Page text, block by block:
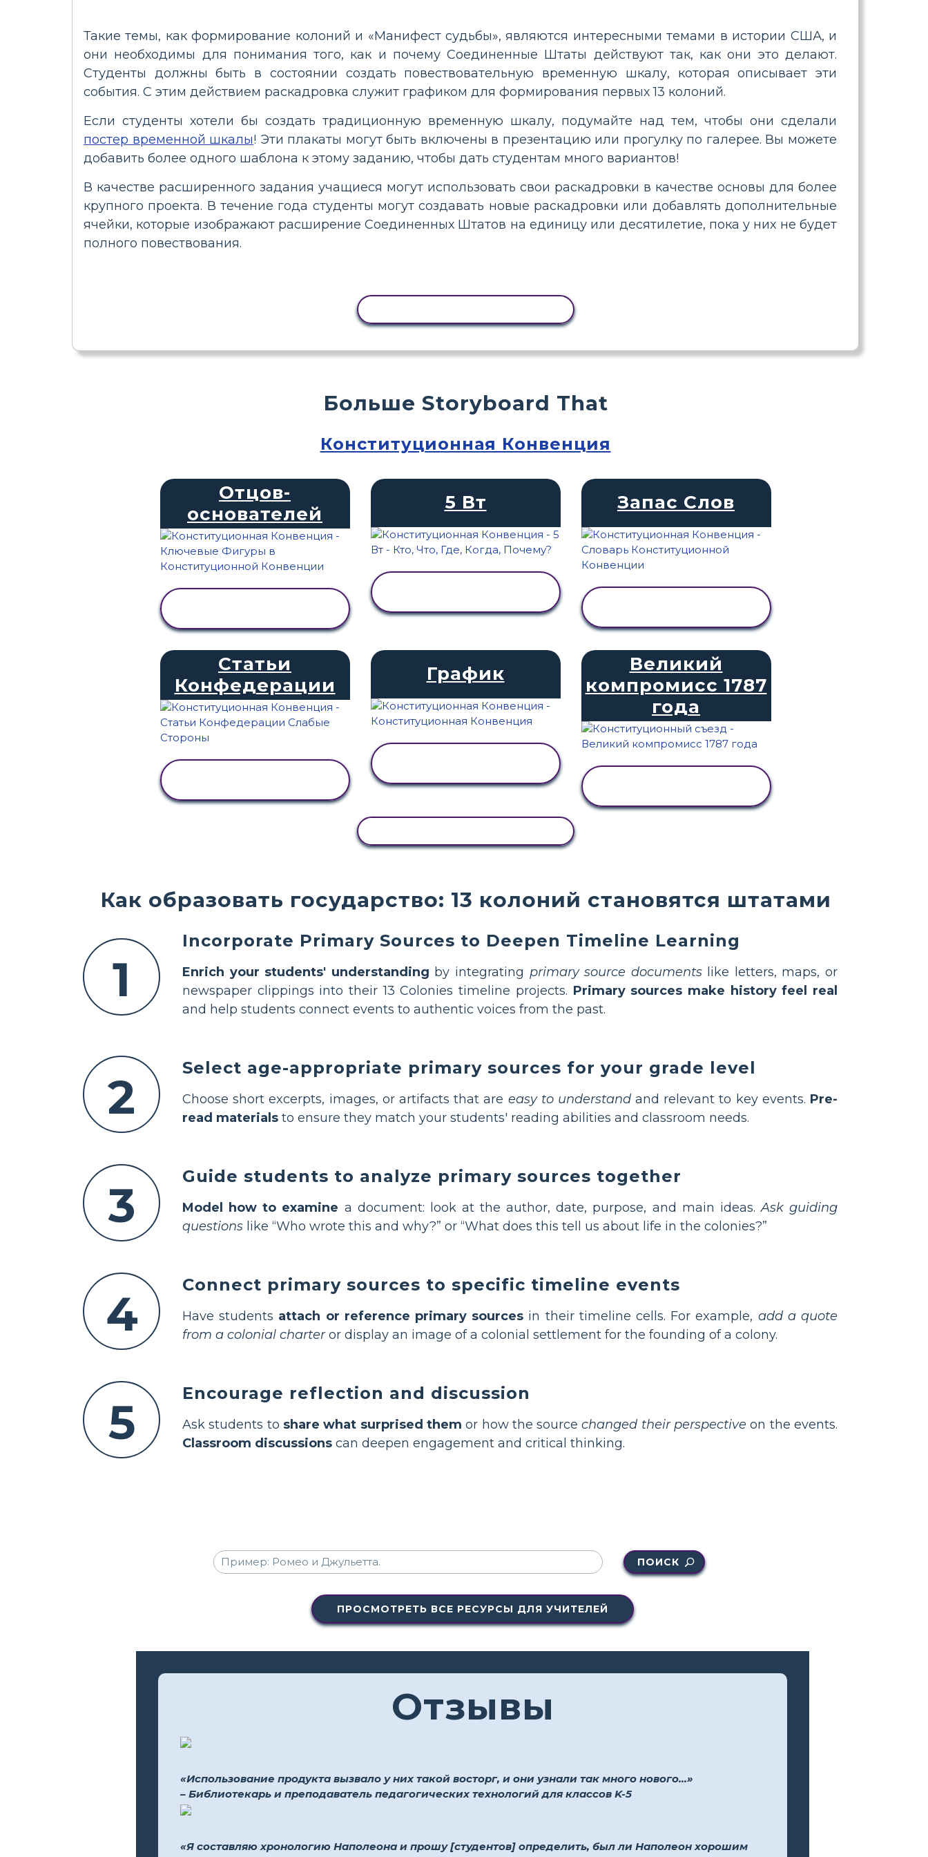
Такие темы, как формирование колоний и «Манифест судьбы», являются интересными темами в истории США, и
они необходимы для понимания того, как и почему Соединенные Штаты действуют так, как они это делают.
Студенты должны быть в состоянии создать повествовательную временную шкалу, которая описывает эти
события. С этим действием раскадровка служит графиком для формирования первых 13 колоний.
Если студенты хотели бы создать традиционную временную шкалу, подумайте над тем, чтобы они сделали
постер временной шкалы! Эти плакаты могут быть включены в презентацию или прогулку по галерее. Вы можете
добавить более одного шаблона к этому заданию, чтобы дать студентам много вариантов!
В качестве расширенного задания учащиеся могут использовать свои раскадровки в качестве основы для более
крупного проекта. В течение года студенты могут создавать новые раскадровки или добавлять дополнительные
ячейки, которые изображают расширение Соединенных Штатов на единицу или десятилетие, пока у них не будет
полного повествования.
Как образовать государство: 13 колоний становятся штатами
1
Incorporate Primary Sources to Deepen Timeline Learning
Enrich your students' understanding by integrating primary source documentslike letters, maps, or
newspaper clippings into their 13 Colonies timeline projects. Primary sources make history feel real
and help students connect events to authentic voices from the past.
2
Select age-appropriate primary sources for your grade level
Choose short excerpts, images, or artifacts that are easy to understandand relevant to key events. Pre-
read materials to ensure they match your students' reading abilities and classroom needs.
3
Guide students to analyze primary sources together
Model how to examine a document: look at the author, date, purpose, and main ideas.Ask guiding
questions like “Who wrote this and why?” or “What does this tell us about life in the colonies?”
4
Connect primary sources to specific timeline events
Have students attach or reference primary sources in their timeline cells. For example, add a quote
from a colonial charteror display an image of a colonial settlement for the founding of a colony.
5
Encourage reflection and discussion
Ask students to share what surprised them or how the sourcechanged their perspective on the events.
Classroom discussions can deepen engagement and critical thinking.
Больше Storyboard That
Конституционная Конвенция
Отцов-
основателей
5 Вт Запас Слов
Статьи
Конфедерации
График
Великий
компромисс 1787
года
ПОИСК
ПРОСМОТРЕТЬ ВСЕ РЕСУРСЫ ДЛЯ УЧИТЕЛЕЙ
Отзывы
«Использование продукта вызвало у них такой восторг, и они узнали так много нового...»
– Библиотекарь и преподаватель педагогических технологий для классов K-5
«Я составляю хронологию Наполеона и прошу [студентов] определить, был ли Наполеон хорошим